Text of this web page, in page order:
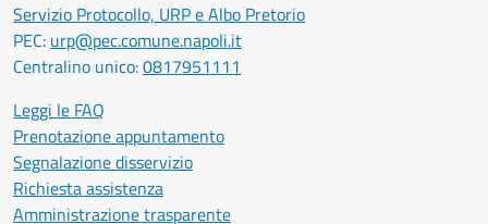
Servizio Protocollo, URP e Albo Pretorio
PEC: urp@pec.comune.napoli.it
Centralino unico:0817951111
Leggi le FAQ
Prenotazione appuntamento
Segnalazione disservizio
Richiesta assistenza
Amministrazione trasparente